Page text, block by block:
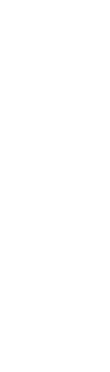
JMSI Bontang